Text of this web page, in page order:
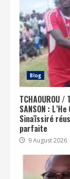
Blog
TCHAOUROU /
SANSON :
Sinaïssiré
parfaite
9 August 2026